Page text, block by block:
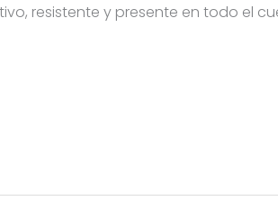
resistente y presente en todo el